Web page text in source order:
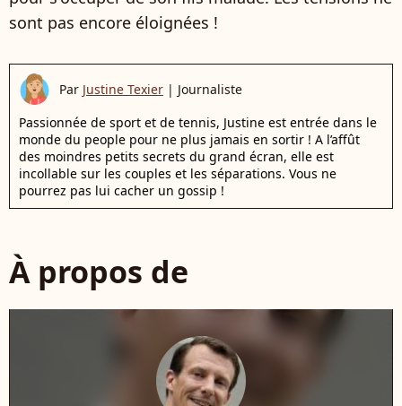
sont pas encore éloignées !
Par Justine Texier | Journaliste
Passionnée de sport et de tennis, Justine est entrée dans le
monde du people pour ne plus jamais en sortir ! A l’affût
des moindres petits secrets du grand écran, elle est
incollable sur les couples et les séparations. Vous ne
pourrez pas lui cacher un gossip !
À propos de